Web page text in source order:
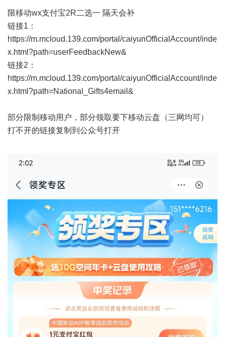
限移动wx支付宝2R二选一 隔天会补
链接1：
https://m.mcloud.139.com/portal/caiyunOfficialAccount/inde
x.html?path=userFeedbackNew&
链接2：
https://m.mcloud.139.com/portal/caiyunOfficialAccount/inde
x.html?path=National_Gifts4email&
部分限制移动用户，部分领取要下移动云盘（三网均可）
打不开的链接复制到公众号打开